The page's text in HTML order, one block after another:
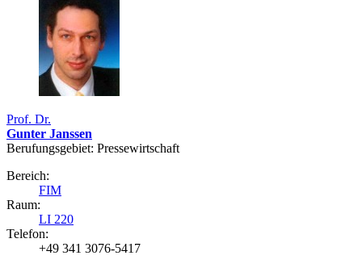
Prof. Dr.
Gunter Janssen
Berufungsgebiet: Pressewirtschaft
Bereich:
FIM
Raum:
LI 220
Telefon:
+49 341 3076-5417